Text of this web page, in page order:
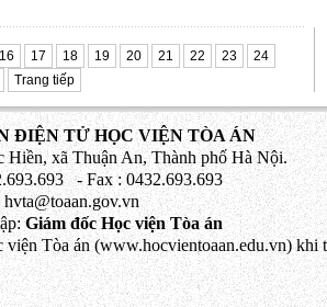
16 17 18 19 20 21 22 23
24
Trang tiếp
ĐIỆN TỬ HỌC VIỆN TÒA ÁN
xã Thuận An, Thành phố Hà Nội.
- Fax : 0432.693.693
Giám đốc Học viện Tòa án
Tòa án (www.hocvientoaan.edu.vn) khi